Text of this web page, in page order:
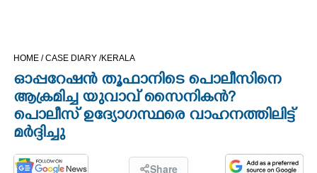
OPINION
HOME /CASE DIARY /KERALA
ഓപ്പറേഷൻ തൂഫാനിടെ പൊലീസിനെ
ആക്രമിച്ച യുവാവ് സൈനികൻ?
പൊലീസ്‌ ഉദ്യോഗസ്ഥരെ വാഹനത്തിലിട്ട്
മർദ്ദിച്ചു
Share